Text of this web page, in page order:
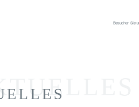
Besuchen Sie